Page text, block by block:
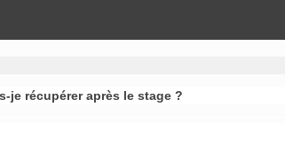
je récupérer après le stage ?